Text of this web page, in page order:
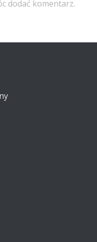
dodać komentarz.